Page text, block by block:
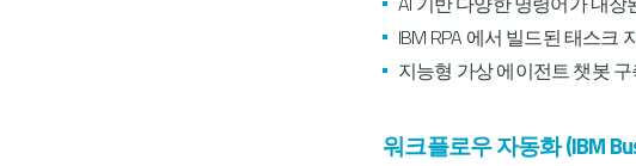
IBM RPA 에서 빌드된 태스크
지능형 가상 에이전트 챗봇
워크플로우 자동화 (IBM